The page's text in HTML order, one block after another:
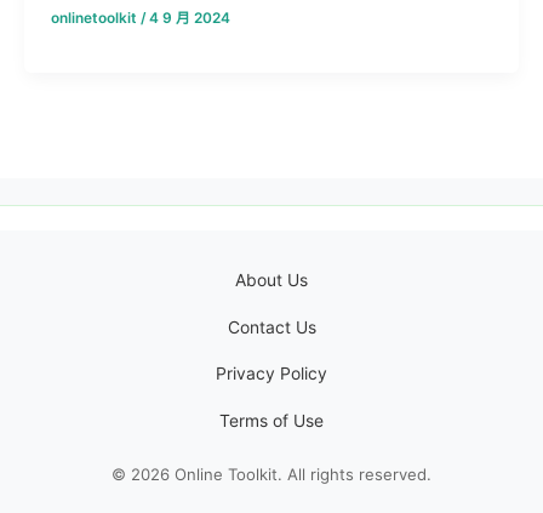
onlinetoolkit /4 9 月 2024
About Us
Contact Us
Privacy Policy
Terms of Use
© 2026 Online Toolkit. All rights reserved.